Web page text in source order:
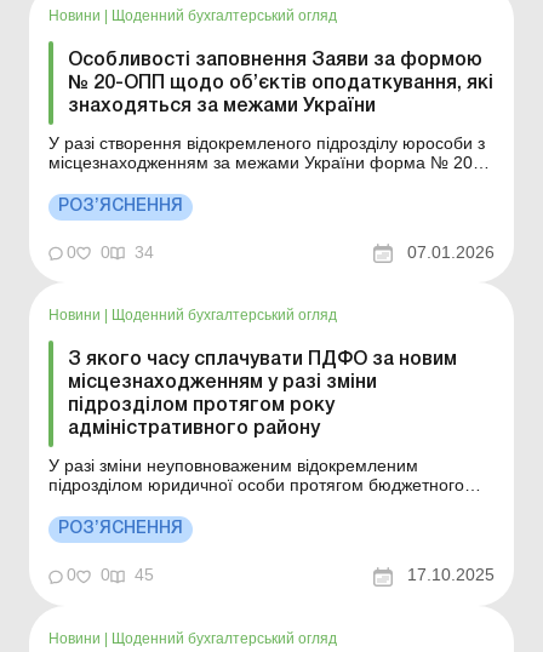
Новини Щоденний бухгалтерський огляд
Особливості заповнення Заяви за формою
№ 20-ОПП щодо об’єктів оподаткування, які
знаходяться за межами України
У разі створення відокремленого підрозділу юрособи з
місцезнаходженням за межами України форма № 20-
після створення, реєстрації такого підрозділу до
контролюючого органу за основним місцем обліку
юрособи у паперовій формі. Для відокремленого
підрозділу...
РОЗ’ЯСНЕННЯ
0 0 34 07.01.2026
Новини Щоденний бухгалтерський огляд
З якого часу сплачувати ПДФО за новим
місцезнаходженням у разі зміни
підрозділом протягом року
адміністративного району
У разі зміни неуповноваженим відокремленим
підрозділом юридичної особи протягом бюджетного
адміністративного району, сплата ПДФО, утриманого із
заробітної плати найманих працівників такого
підрозділу, здійснюється до бюджету за новим
місцезнаходженн...
РОЗ’ЯСНЕННЯ
0 0 45 17.10.2025
Новини | Щоденний бухгалтерський огляд